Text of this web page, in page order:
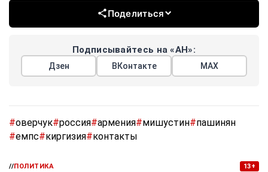
Поделиться
Подписывайтесь на «АН»:
Дзен ВКонтакте МАХ
#оверчук#россия#армения#мишустин#пашинян
#емпс#киргизия#контакты
//ПОЛИТИКА 13+